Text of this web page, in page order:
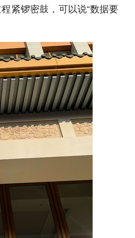
紧锣密鼓，可以说“数据要